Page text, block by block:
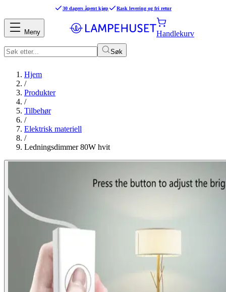
30 dagers åpent kjøp Rask levering og fri retur
Søk
Handlekurv
Meny
Hjem
/
Produkter
/
Tilbehør
/
Elektrisk materiell
/
Ledningsdimmer 80W hvit